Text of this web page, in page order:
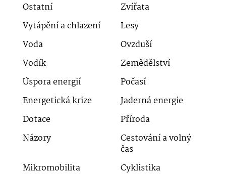
Ostatní
Zvířata
Vytápění a chlazení
Lesy
Voda
Ovzduší
Vodík
Zemědělství
Úspora energií
Počasí
Energetická krize
Jaderná energie
Dotace
Příroda
Názory
Cestování a volný
čas
Mikromobilita
Cyklistika